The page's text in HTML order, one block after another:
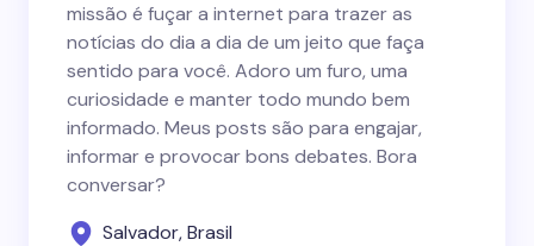
missão é fuçar a internet para trazer as
notícias do dia a dia de um jeito que faça
sentido para você. Adoro um furo, uma
curiosidade e manter todo mundo bem
informado. Meus posts são para engajar,
informar e provocar bons debates. Bora
conversar?
Salvador, Brasil